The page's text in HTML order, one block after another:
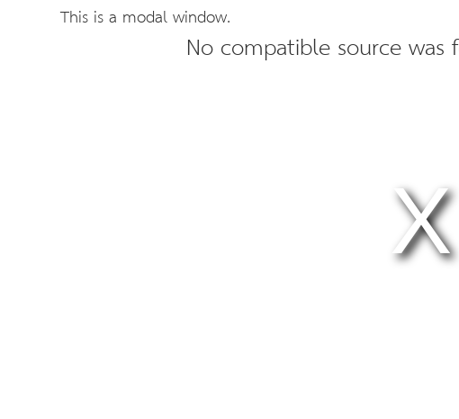
This is a modal window.
No compatible source